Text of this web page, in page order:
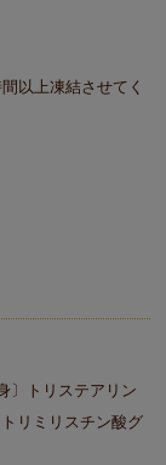
以上凍結させてく
〕トリステアリン
リミリスチン酸グ